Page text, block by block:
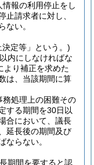
報の利用停止をし
止請求者に対し、
ない。
定等」という。)
内にしなければな
より補正を求めた
は、当該期間に算
処理上の困難その
する期間を30日以
合において、議長
延長後の期間及び
ならない。
期間を要すると認